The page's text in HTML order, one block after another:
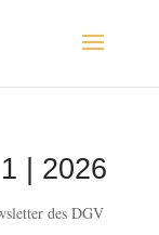
| 2026
des DGV